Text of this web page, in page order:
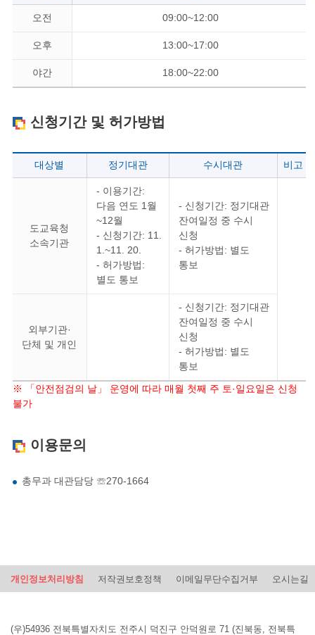
오전 09:00~12:00
오후 13:00~17:00
야간 18:00~22:00
신청기간 및 허가방법
대상별 정기대관 수시대관 비고
도교육청
소속기관
- 이용기간:
다음 연도 1월
~12월
- 신청기간: 11.
1.~11. 20.
- 허가방법:
별도 통보
- 신청기간: 정기대관
잔여일정 중 수시
신청
- 허가방법: 별도
통보
외부기관·
단체 및 개인
- 신청기간: 정기대관
잔여일정 중 수시
신청
- 허가방법: 별도
통보
※ 「안전점검의 날」 운영에 따라 매월 첫째 주 토·일요일은 신청
불가
이용문의
총무과 대관담당 ☏270-1664
개인정보처리방침 저작권보호정책 이메일무단수집거부 오시는길
(우)54936 전북특별자치도 전주시 덕진구 안덕원로 71 (진북동, 전북특